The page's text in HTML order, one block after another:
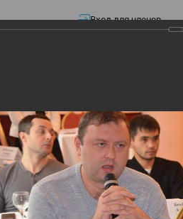
Вход для членов
—ЭЛЕКТРОННЫЕ СЧЕТА-ФАКТУРЫ.
СЧЕТА-